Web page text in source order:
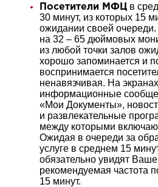
Посетители МФЦ в
30 минут, из которых 15
ожидании своей
на 32 – 65 дюймовых
из любой точки залов
хорошо запоминается и
воспринимается
ненавязчивая. На
информационные
«Мои Документы»,
и развлекательные
между которыми
Ожидая в очереди за
услуге в среднем 15
обязательно увидят
рекомендуемая частота
15 минут.